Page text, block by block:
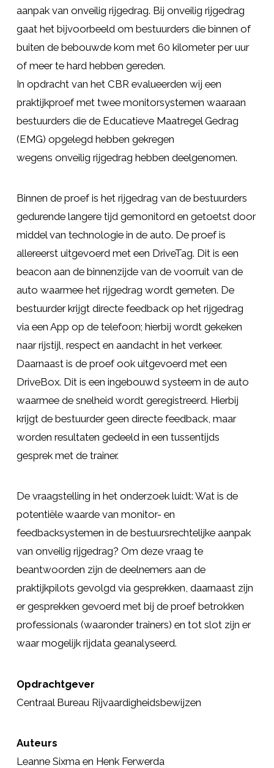
aanpak van onveilig rijgedrag. Bij onveilig rijgedrag
gaat het bijvoorbeeld om bestuurders die binnen of
buiten de bebouwde kom met 60 kilometer per uur
of meer te hard hebben gereden.
In opdracht van het CBR evalueerden wij een
praktijkproef met twee monitorsystemen waaraan
bestuurders die de Educatieve Maatregel Gedrag
(EMG) opgelegd hebben gekregen
wegens onveilig rijgedrag hebben deelgenomen.
Binnen de proef is het rijgedrag van de bestuurders
gedurende langere tijd gemonitord en getoetst door
middel van technologie in de auto. De proef is
allereerst uitgevoerd met een DriveTag. Dit is een
beacon aan de binnenzijde van de voorruit van de
auto waarmee het rijgedrag wordt gemeten. De
bestuurder krijgt directe feedback op het rijgedrag
via een App op de telefoon; hierbij wordt gekeken
naar rijstijl, respect en aandacht in het verkeer.
Daarnaast is de proef ook uitgevoerd met een
DriveBox. Dit is een ingebouwd systeem in de auto
waarmee de snelheid wordt geregistreerd. Hierbij
krijgt de bestuurder geen directe feedback, maar
worden resultaten gedeeld in een tussentijds
gesprek met de trainer.
De vraagstelling in het onderzoek luidt: Wat is de
potentiële waarde van monitor- en
feedbacksystemen in de bestuursrechtelijke aanpak
van onveilig rijgedrag? Om deze vraag te
beantwoorden zijn de deelnemers aan de
praktijkpilots gevolgd via gesprekken, daarnaast zijn
er gesprekken gevoerd met bij de proef betrokken
professionals (waaronder trainers) en tot slot zijn er
waar mogelijk rijdata geanalyseerd.
Opdrachtgever
Centraal Bureau Rijvaardigheidsbewijzen
Auteurs
Leanne Sixma en Henk Ferwerda